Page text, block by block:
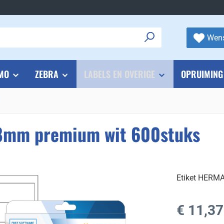
ZEBRA LABELS EN OVERIGE OPRUIMING
premium wit 600stuks
Etiket
Normale prijs:
€ 11,37